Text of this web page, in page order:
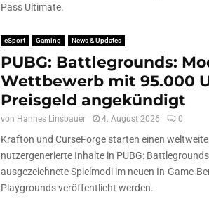
Pass Ultimate.
eSport Gaming News & Updates
PUBG: Battlegrounds:
Wettbewerb mit 95.000
Preisgeld angekündigt
von Hannes Linsbauer 4. August 2026 0
Krafton und CurseForge starten einen
nutzergenerierte Inhalte in PUBG:
ausgezeichnete Spielmodi im neuen In-Game-
Playgrounds veröffentlicht werden.